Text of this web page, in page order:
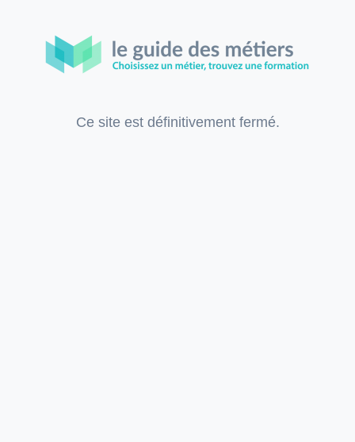
Ce site est définitivement fermé.